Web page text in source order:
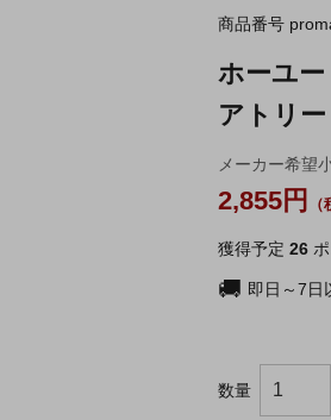
商品番号
ホーユ
アトリ
メーカー希望
2,855
獲得予定 26
即日～7